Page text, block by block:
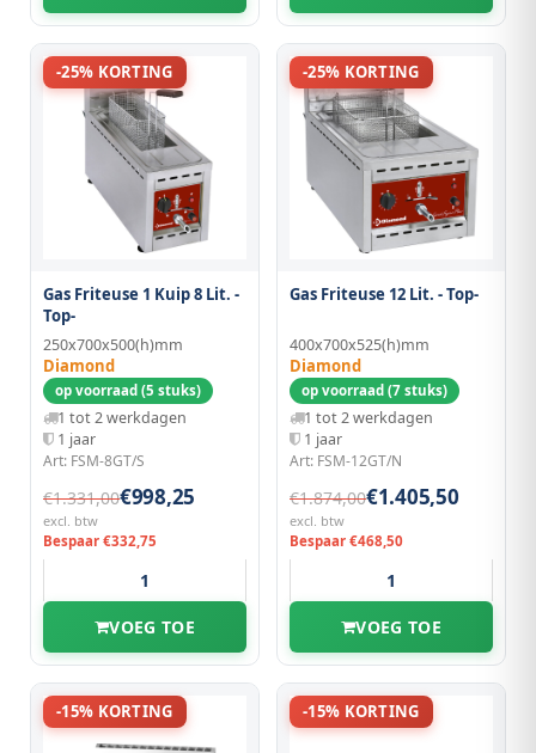
-25% KORTING
Gas Friteuse 1 Kuip 8 Lit. -
Top-
250x700x500(h)mm
Diamond
op voorraad (5 stuks)
1 tot 2 werkdagen
1 jaar
Art: FSM-8GT/S
€1.331,00€998,25
excl. btw
Bespaar €332,75
VOEG TOE
-25% KORTING
Gas Friteuse 12 Lit. - Top-
400x700x525(h)mm
Diamond
op voorraad (7 stuks)
1 tot 2 werkdagen
1 jaar
Art: FSM-12GT/N
€1.874,00€1.405,50
excl. btw
Bespaar €468,50
VOEG TOE
-15% KORTING -15% KORTING